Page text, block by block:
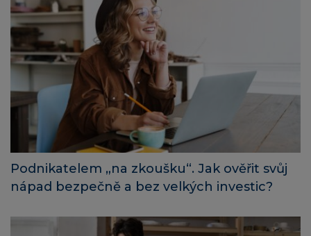
Podnikatelem „na zkoušku“. Jak ověřit svůj
nápad bezpečně a bez velkých investic?